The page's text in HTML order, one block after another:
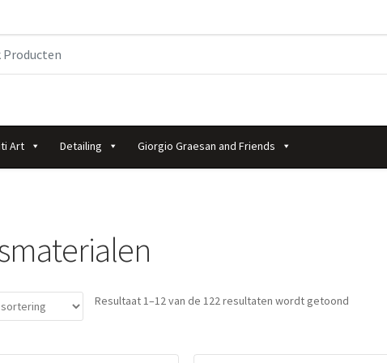
Art Detailing Giorgio Graesan and Friends
Resultaat 1–12 van de 122 resultaten wordt getoond